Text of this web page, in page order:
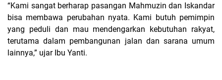
“Kami sangat berharap pasangan Mahmuzin dan Iskandar
bisa membawa perubahan nyata. Kami butuh pemimpin
yang peduli dan mau mendengarkan kebutuhan rakyat,
terutama dalam pembangunan jalan dan sarana umum
lainnya,” ujar Ibu Yanti.